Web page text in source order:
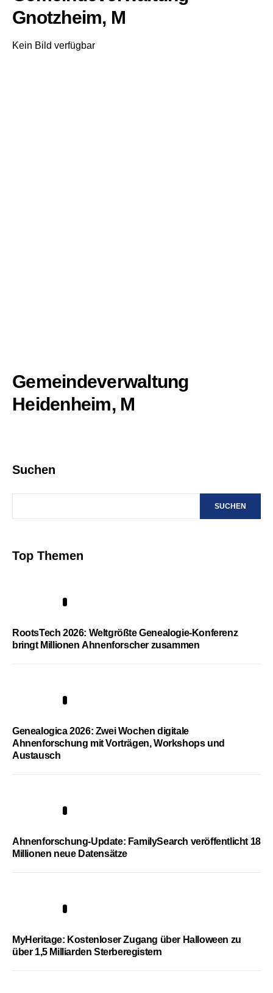
Gnotzheim, M
Kein Bild verfügbar
Gemeindeverwaltung
Heidenheim, M
Suchen
SUCHEN
Top Themen
RootsTech 2026: Weltgrößte Genealogie-Konferenz
bringt Millionen Ahnenforscher zusammen
Genealogica 2026: Zwei Wochen digitale
Ahnenforschung mit Vorträgen, Workshops und
Austausch
Ahnenforschung-Update: FamilySearch veröffentlicht 18
Millionen neue Datensätze
MyHeritage: Kostenloser Zugang über Halloween zu
über 1,5 Milliarden Sterberegistern